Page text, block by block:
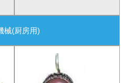
械(厨房用)